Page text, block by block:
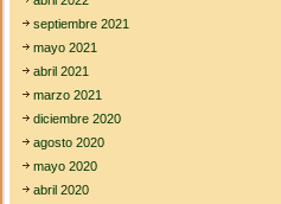
septiembre 2021
mayo 2021
abril 2021
marzo 2021
diciembre 2020
agosto 2020
mayo 2020
abril 2020